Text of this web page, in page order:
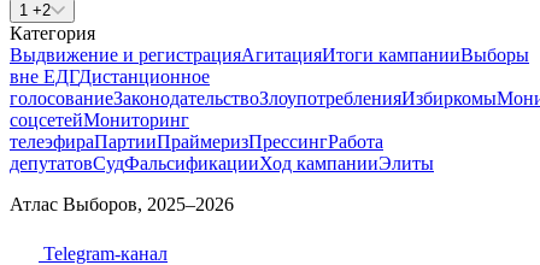
1 +2
Категория
Выдвижение и регистрацияАгитацияИтоги кампанииВыборы
вне ЕДГДистанционное
голосованиеЗаконодательствоЗлоупотребленияИзбиркомы
соцсетейМониторинг
телеэфираПартииПраймеризПрессингРабота
депутатовСудФальсификацииХод кампанииЭлиты
Атлас Выборов, 2025–2026
Telegram-канал